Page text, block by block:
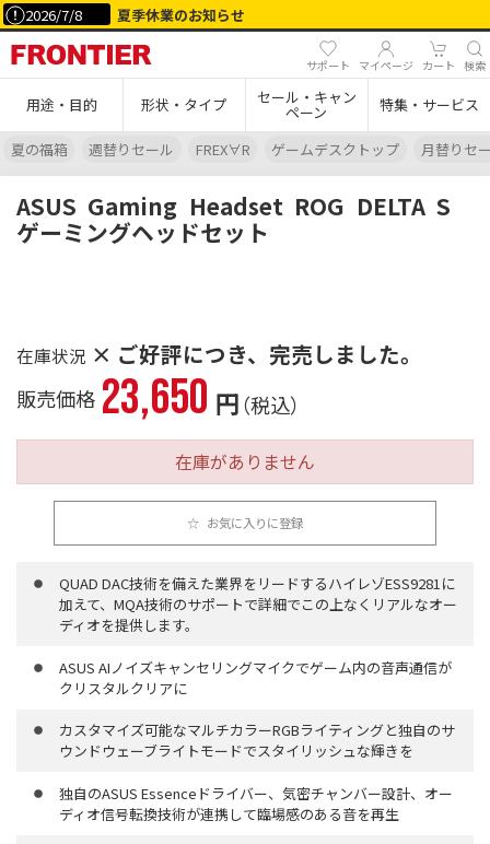
2026/7/8 夏季休業のお知らせ
サポート マイページ カート 検索
用途・目的 形状・タイプ セール・キャン
ペーン 特集・サービス
夏の福箱 週替りセール FREX∀R ゲームデスクトップ 月替りセ
ASUS Gaming Headset ROG DELTA S
ゲーミングヘッドセット
× ご好評につき、完売しました。
販売価格 23,650 円（税込）
在庫がありません
お気に入りに登録
QUAD DAC技術を備えた業界をリードするハイレゾESS9281に
加えて、MQA技術のサポートで詳細でこの上なくリアルなオー
ディオを提供します。
ASUS AIノイズキャンセリングマイクでゲーム内の音声通信が
クリスタルクリアに
カスタマイズ可能なマルチカラーRGBライティングと独自のサ
ウンドウェーブライトモードでスタイリッシュな輝きを
独自のASUS Essenceドライバー、気密チャンバー設計、オー
ディオ信号転換技術が連携して臨場感のある音を再生